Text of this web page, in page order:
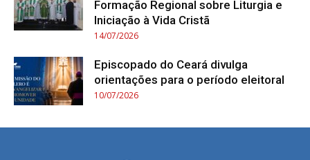
Formação Regional sobre Liturgia e
Iniciação à Vida Cristã
14/07/2026
Episcopado do Ceará divulga
orientações para o período eleitoral
10/07/2026